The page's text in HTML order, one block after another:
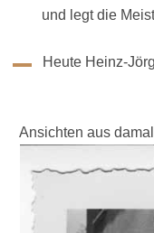
und legt die
Heute Heinz-
Ansichten aus